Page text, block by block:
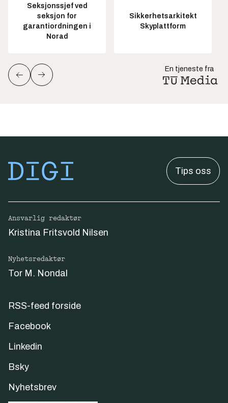
Seksjonssjef ved
seksjon for
garantiordningen i
Norad
Sikkerhetsarkitekt
Skyplattform
En tjeneste fra
Tips oss
Ansvarlig redaktør
Kristina Fritsvold Nilsen
Nyhetsredaktør
Tor M. Nondal
RSS-feed forside
Facebook
Linkedin
Bsky
Nyhetsbrev